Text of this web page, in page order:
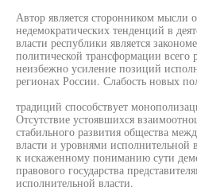
Автор является сторонником мысли
недемократических тенденций в
власти республики является
политической трансформации всего
неизбежно усиление позиций
регионах России. Слабость новых
традиций способствует
Отсутствие устоявшихся
стабильного развития общества
власти и уровнями исполнительной
к искаженному пониманию сути
правового государства
исполнительной власти.